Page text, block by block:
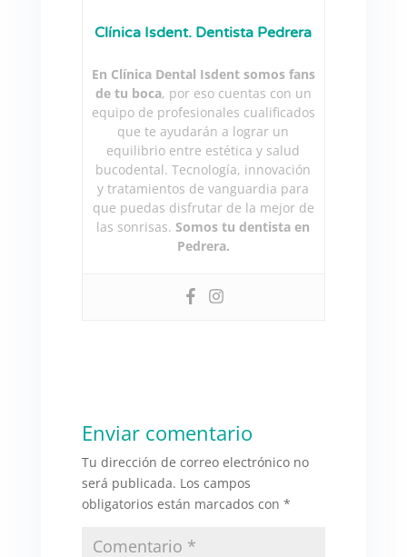
Clínica Isdent. Dentista Pedrera
En Clínica Dental Isdent somos fans
de tu boca, por eso cuentas con un
equipo de profesionales cualificados
que te ayudarán a lograr un
equilibrio entre estética y salud
bucodental. Tecnología, innovación
y tratamientos de vanguardia para
que puedas disfrutar de la mejor de
las sonrisas.Somos tu dentista en
Pedrera.
Enviar comentario
Tu dirección de correo electrónico no
será publicada. Los campos
obligatorios están marcados con *